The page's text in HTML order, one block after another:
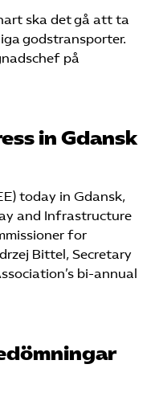
ska det gå att ta
godstransporter.
på
in Gdansk
today in Gdansk,
and Infrastructure
for
Bittel, Secretary
bi-annual